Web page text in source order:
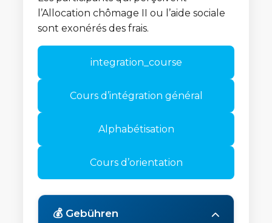
l’Allocation chômage II ou l’aide sociale
sont exonérés des frais.
integration_course
Cours d’intégration général
Alphabétisation
Cours d’orientation
💰 Gebühren